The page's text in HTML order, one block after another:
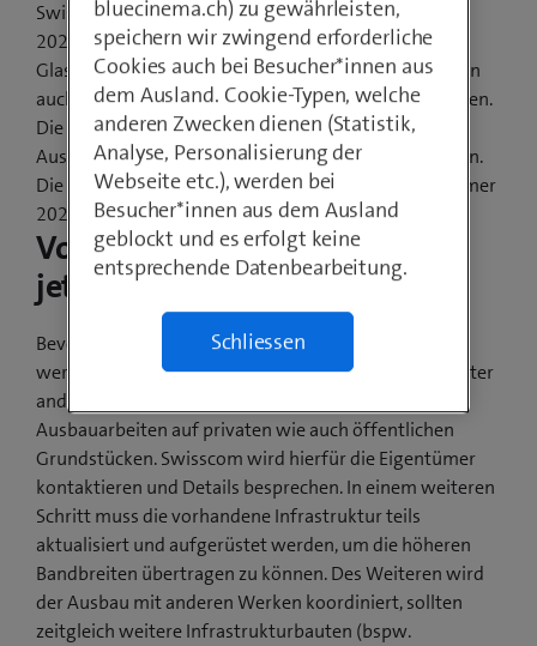
Swisscom hat das Versprechen abgegeben, bis Ende
2021 jede Schweizer Gemeinde mit
Glasfasertechnologien auszubauen. Davon profitieren
auch die Einwohnerinnen und Einwohner von Kappelen.
Die Gemeindevertretung und Swisscom haben den
Ausbau sowie den Baubeginn gemeinsam besprochen.
Die ersten sichtbaren Bauarbeiten beginnen im Sommer
2021.
Vorarbeiten beginnen bereits
jetzt
Bevor ab Winter 2021 die Glasfaserkabel verlegt
werden, sind noch Vorarbeiten nötig. Dazu gehört unter
anderem das Einholen der Bewilligung für die
Ausbauarbeiten auf privaten wie auch öffentlichen
Grundstücken. Swisscom wird hierfür die Eigentümer
kontaktieren und Details besprechen. In einem weiteren
Schritt muss die vorhandene Infrastruktur teils
aktualisiert und aufgerüstet werden, um die höheren
Bandbreiten übertragen zu können. Des Weiteren wird
der Ausbau mit anderen Werken koordiniert, sollten
zeitgleich weitere Infrastrukturbauten (bspw.
bluecinema.ch) zu gewährleisten,
speichern wir zwingend erforderliche
Cookies auch bei Besucher*innen aus
dem Ausland. Cookie-Typen, welche
anderen Zwecken dienen (Statistik,
Analyse, Personalisierung der
Webseite etc.), werden bei
Besucher*innen aus dem Ausland
geblockt und es erfolgt keine
entsprechende Datenbearbeitung.
Schliessen